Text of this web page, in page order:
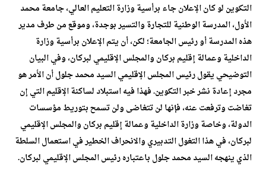
التكوين لو كان الإعلان جاء برأسية وزارة التعليم العالي، جامعة محمد
الأول، المدرسة الوطنية للتجارة والتسير بوجدة، وموقع من طرف مدير
هذه المدرسة أو رئيس الجامعة؛ لكن، أن يتم الإعلان برأسية وزارة
الداخلية وعمالة إقليم بركان والمجلس الإقليمي لبركان، وفي البيان
التوضيحي يقول رئيس المجلس الإقليمي السيد محمد جلول أن الأمر هو
مجرد إعادة نشر خبر التكوين. فهذا فيه استبلاد لساكنة الإقليم التي إن
تغاضت وترفعت عنه، فإنها لن تتغاضى ولن تسمح بتوريط مؤسسات
الدولة، وخاصة وزارة الداخلية وعمالة إقليم بركان والمجلس الإقليمي
لبركان، في هذا التغول التدبيري والانحراف الخطير في استعمال السلطة
الذي ينهجه السيد محمد جلول باعتباره رئيس المجلس الإقليمي لبركان.